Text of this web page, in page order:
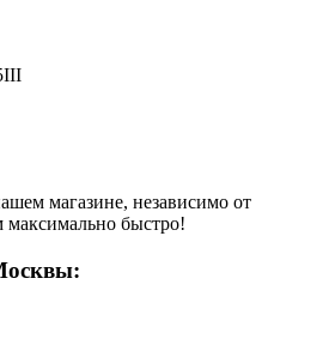
магазине, независимо от
максимально быстро!